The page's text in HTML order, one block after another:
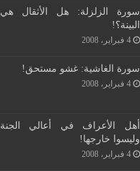
سورة الزلزلة: هل الأثقال هي
البينة؟!
4 فبراير، 2008
سورة الغاشية: غشو مستحق!
4 فبراير، 2008
أهل الأعراف في أعالي الجنة
وليسوا خارجها!
4 فبراير، 2008